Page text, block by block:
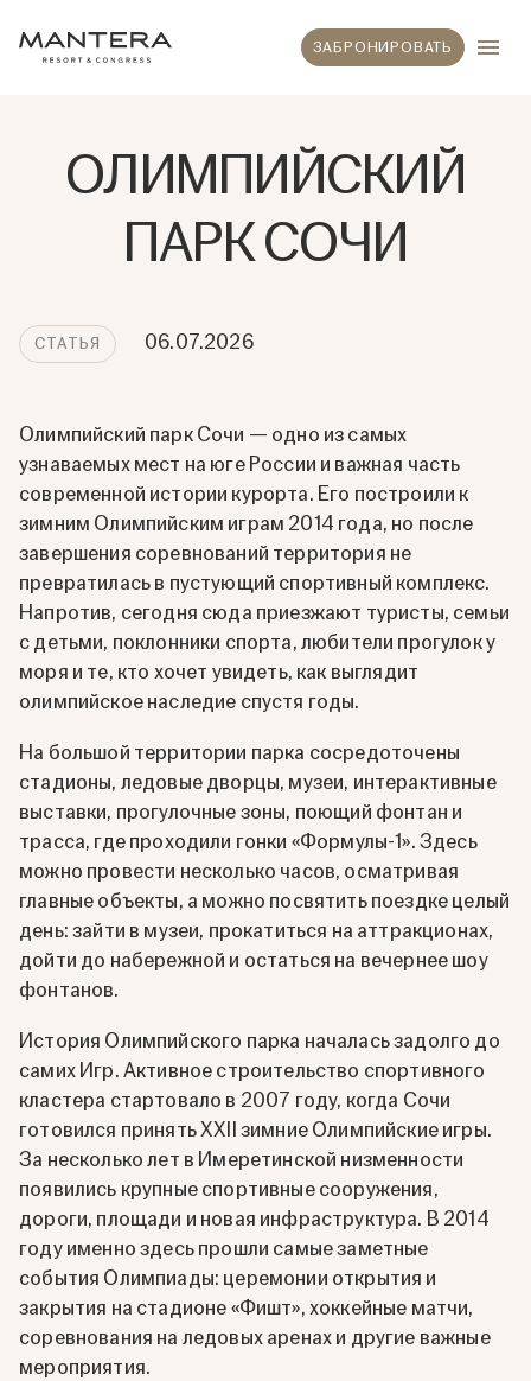
ЗАБРОНИРОВАТЬ
ОЛИМПИЙСКИЙ
ПАРК СОЧИ
CТАТЬЯ 06.07.2026
Олимпийский парк Сочи — одно из самых
узнаваемых мест на юге России и важная часть
современной истории курорта. Его построили к
зимним Олимпийским играм 2014 года, но после
завершения соревнований территория не
превратилась в пустующий спортивный комплекс.
Напротив, сегодня сюда приезжают туристы, семьи
с детьми, поклонники спорта, любители прогулок у
моря и те, кто хочет увидеть, как выглядит
олимпийское наследие спустя годы.
На большой территории парка сосредоточены
стадионы, ледовые дворцы, музеи, интерактивные
выставки, прогулочные зоны, поющий фонтан и
трасса, где проходили гонки «Формулы-1». Здесь
можно провести несколько часов, осматривая
главные объекты, а можно посвятить поездке целый
день: зайти в музеи, прокатиться на аттракционах,
дойти до набережной и остаться на вечернее шоу
фонтанов.
История Олимпийского парка началась задолго до
самих Игр. Активное строительство спортивного
кластера стартовало в 2007 году, когда Сочи
готовился принять XXII зимние Олимпийские игры.
За несколько лет в Имеретинской низменности
появились крупные спортивные сооружения,
дороги, площади и новая инфраструктура. В 2014
году именно здесь прошли самые заметные
события Олимпиады: церемонии открытия и
закрытия на стадионе «Фишт», хоккейные матчи,
соревнования на ледовых аренах и другие важные
мероприятия.